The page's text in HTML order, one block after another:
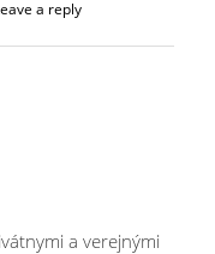
a reply
a verejnými